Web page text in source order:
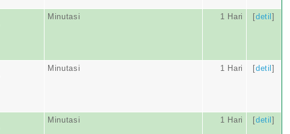
Minutasi 1 Hari [detil]
Minutasi 1 Hari [detil]
Minutasi 1 Hari [detil]